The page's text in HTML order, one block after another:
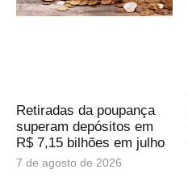
Retiradas da poupança
superam depósitos em
R$ 7,15 bilhões em julho
7 de agosto de 2026